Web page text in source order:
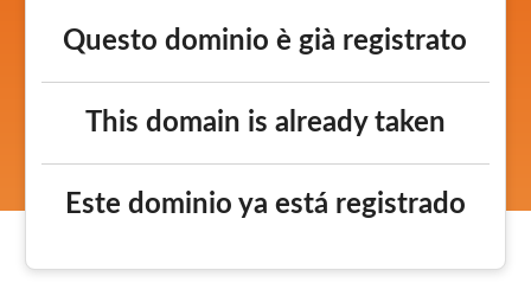
Questo dominio è già registrato
This domain is already taken
Este dominio ya está registrado